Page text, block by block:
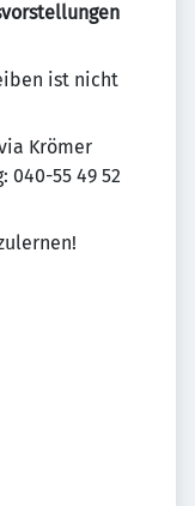
ist nicht
Krömer
040-55 49 52